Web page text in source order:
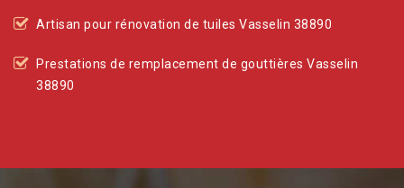
Artisan pour rénovation de tuiles Vasselin 38890
Prestations de remplacement de gouttières Vasselin
38890